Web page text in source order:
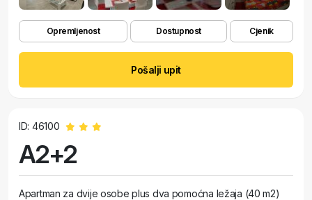
Opremljenost Dostupnost Cjenik
Pošalji upit
ID: 46100
A2+2
Apartman za dvije osobe plus dva pomoćna ležaja (40 m2)